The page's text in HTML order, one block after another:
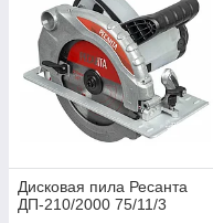
Дисковая пила Ресанта
ДП-210/2000 75/11/3